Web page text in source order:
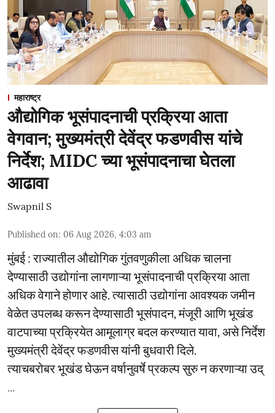
महाराष्ट्र
औद्योगिक भूसंपादनाची प्रक्रिया आता
वेगवान; मुख्यमंत्री देवेंद्र फडणवीस यांचे
निर्देश; MIDC च्या भूसंपादनाचा घेतला
आढावा
Swapnil S
Published on: 06 Aug 2026, 4:03 am
मुंबई : राज्यातील औद्योगिक गुंतवणुकीला अधिक चालना
देण्यासाठी उद्योगांना लागणाऱ्या भूसंपादनाची प्रक्रिया आता
अधिक वेगाने होणार आहे. त्यासाठी उद्योगांना आवश्यक जमीन
वेळेत उपलब्ध करून देण्यासाठी भूसंपादन, मंजूरी आणि भूखंड
वाटपाच्या प्रक्रियेत आमूलाग्र बदल करण्यात यावा, असे निर्देश
मुख्यमंत्री देवेंद्र फडणवीस यांनी बुधवारी दिले.
त्याचबरोबर भूखंड घेऊन वर्षानुवर्षे प्रकल्प सुरु न करणाऱ्या उद्